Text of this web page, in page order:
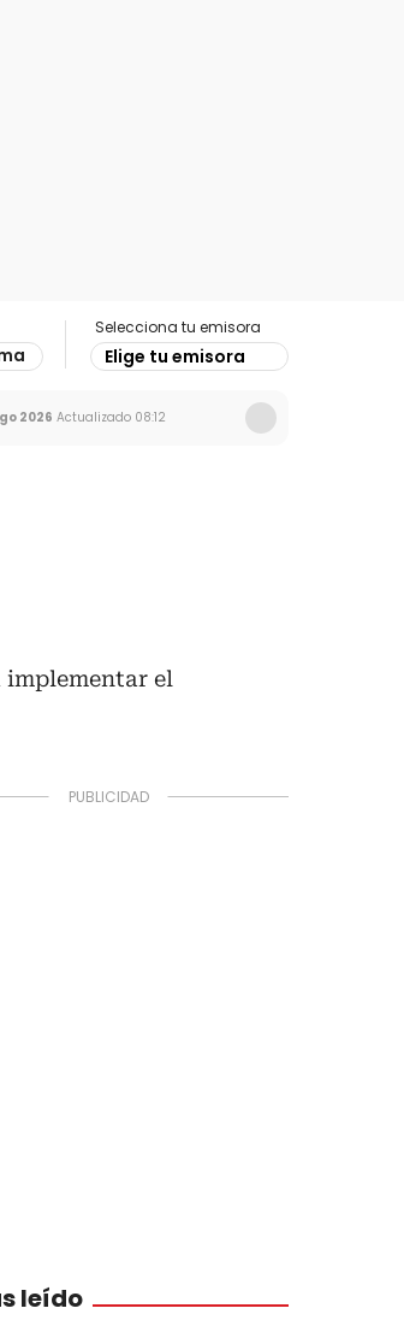
Selecciona tu emisora
Elige tu emisora
2026 Actualizado 08:12
implementar el
leído